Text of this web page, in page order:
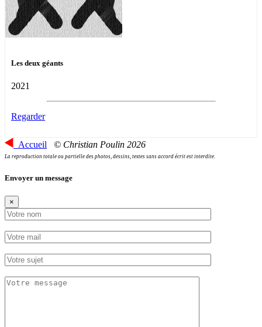
Les deux géants
2021
Regarder
Accueil © Christian Poulin 2026
La reproduction totale ou partielle des photos, dessins, textes sans accord écrit est interdite.
Envoyer un message
×